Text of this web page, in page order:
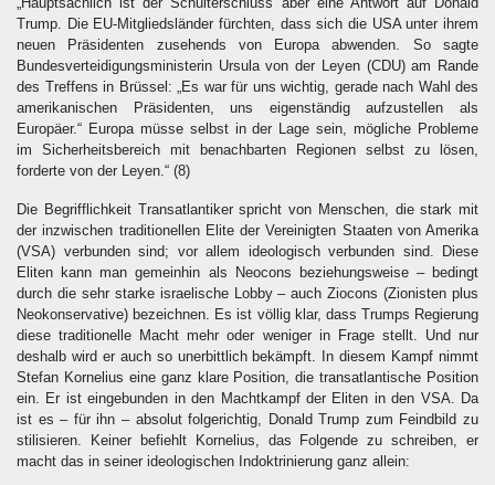
Trump. Die EU-Mitgliedsländer fürchten, dass sich die USA unter ihrem
neuen Präsidenten zusehends von Europa abwenden. So sagte
Bundesverteidigungsministerin Ursula von der Leyen (CDU) am Rande
des Treffens in Brüssel: „Es war für uns wichtig, gerade nach Wahl des
amerikanischen Präsidenten, uns eigenständig aufzustellen als
Europäer.“ Europa müsse selbst in der Lage sein, mögliche Probleme
im Sicherheitsbereich mit benachbarten Regionen selbst zu lösen,
forderte von der Leyen.“ (8)
Die Begrifflichkeit Transatlantiker spricht von Menschen, die stark mit
der inzwischen traditionellen Elite der Vereinigten Staaten von Amerika
(VSA) verbunden sind; vor allem ideologisch verbunden sind. Diese
Eliten kann man gemeinhin als Neocons beziehungsweise – bedingt
durch die sehr starke israelische Lobby – auch Ziocons (Zionisten plus
Neokonservative) bezeichnen. Es ist völlig klar, dass Trumps Regierung
diese traditionelle Macht mehr oder weniger in Frage stellt. Und nur
deshalb wird er auch so unerbittlich bekämpft. In diesem Kampf nimmt
Stefan Kornelius eine ganz klare Position, die transatlantische Position
ein. Er ist eingebunden in den Machtkampf der Eliten in den VSA. Da
ist es – für ihn – absolut folgerichtig, Donald Trump zum Feindbild zu
stilisieren. Keiner befiehlt Kornelius, das Folgende zu schreiben, er
macht das in seiner ideologischen Indoktrinierung ganz allein: